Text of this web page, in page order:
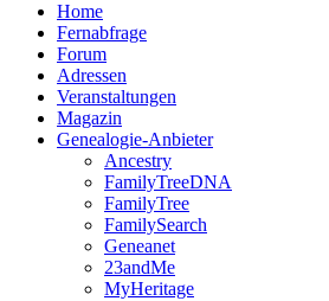
Home
Fernabfrage
Forum
Adressen
Veranstaltungen
Magazin
Genealogie-Anbieter
Ancestry
FamilyTreeDNA
FamilyTree
FamilySearch
Geneanet
23andMe
MyHeritage